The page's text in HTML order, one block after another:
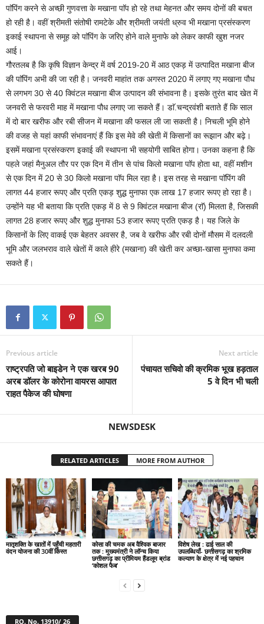
पाॅपिंग करने से अच्छी गुणवत्ता के मखाना पाॅप हो रहे तथा मेहनत और समय दोनों की बचत
हो रही है। वहीं श्रीमती संतोषी रामटेके और श्रीमती जयंती ध्रुव भी मखाना प्रसंस्करण
इकाई स्थापना से समूह को पाॅपिंग के जरिए होने वाले मुनाफे को लेकर काफी खुश नजर
आई।
गौरतलब है कि कृषि विज्ञान केन्द्र में वर्ष 2019-20 में आठ एकड़ में उत्पादित मखाना बीज
की पाॅपिंग अभी की जा रही है। जनवरी माहांत तक अगस्त 2020 में लगाए गए मखाना पौध
से लगभग 30 से 40 क्विंटल मखाना बीज उत्पादन की संभावना है। इसके तुरंत बाद खेत में
जनवरी से फरवरी माह में मखाना पौध लगाए जा सकते हैं। डाॅ.चन्द्रवंशी बताते हैं कि साल
में दो बार खरीफ और रबी सीजन में मखाना की फसल ली जा सकती है। निचली भूमि होने
की वजह से यहां काफी संभावनाएं हैं कि इस मेवे की खेती में किसानों का रूझान और बढ़े।
इसमें मखाना प्रसंस्करण इकाई की स्थापना भी सहयोगी साबित होगा। उनका कहना है कि
पहले जहां मैनुअल तौर पर एक दिन में तीन से पांच किलो मखाना पाॅप होता था, वहीं मशीन
से एक दिन में 20 से 30 किलो मखाना पाॅप मिल रहा है। इस तरह से मखाना पाॅपिंग की
लागत 44 हजार रूपए और प्रति एकड़ शुद्ध मुनाफा एक लाख 17 हजार रूपए हो रहा है।
उन्होंने यह भी बताया कि प्रति एकड़ में 8 से 9 क्विंटल मखाना बीज (राॅ) मिलता है, जिसकी
लागत 28 हजार रूपए और शुद्ध मुनाफा 53 हजार रूपए प्रति एकड़ है। यह जिले के
किसानों के लिए वाकई एक बेहतर अवसर है, जब वे खरीफ और रबी दोनों मौसम में दलदली
भूमि और जलभराव वाले खेतों में काले हीरे (मखाना) की खेती कर अच्छा-खासा मुनाफा कमा
सकते हैं।
Previous article
राष्ट्रपति जो बाइडेन ने एक खरब 90
अरब डॉलर के कोरोना वायरस आपात
राहत पैकेज की घोषणा
Next article
पंचायत सचिवो की क्रमिक भूख हड़ताल
5 वे दिन भी चली
NEWSDESK
RELATED ARTICLES MORE FROM AUTHOR
मातृशक्ति के खातों में पहुँची महतारी
वंदन योजना की 30वीं किस्त
कोसा की चमक अब वैश्विक बाजार
तक : मुख्यमंत्री ने लॉन्च किया
छत्तीसगढ़ का प्रीमियम हैंडलूम ब्रांड
‘कोशल फैब’
विशेष लेख : ढाई साल की
उपलब्धियाँ- छत्तीसगढ़ का श्रमिक
कल्याण के क्षेत्र में नई पहचान
RO. No. 13910/ 26